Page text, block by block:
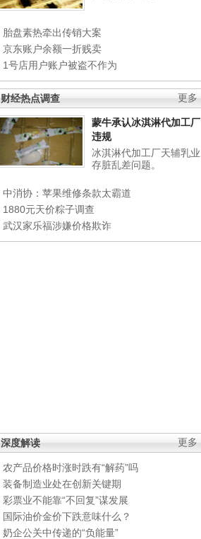
胎盘素热牵出传销大案
京东账户余额一折贱卖
1号店用户账户被盗不作为
更多
财经热点调查
蒙牛承认冰淇淋代加工厂
违规
冰淇淋代加工厂天辅乳业
存脏乱差问题。
中消协：苹果维修条款太霸道
1880元天价粽子调查
武汉家乐福涉嫌价格欺诈
更多
深度解读
农产品价格时涨时跌有“解药”吗
装备制造业处在创新关键期
彩票业不能靠“不回复”谋发展
国际油价金价下跌意味什么？
奶企公关中传递的“负能量”